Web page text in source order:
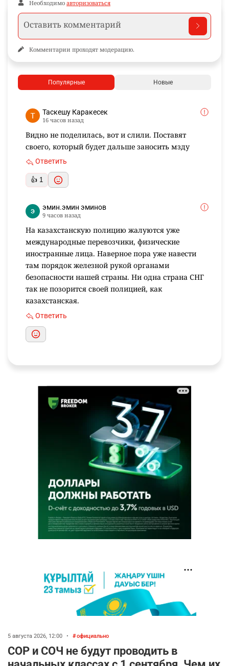
Необходимо авторизоваться
Комментарии проходят модерацию.
Популярные Новые
Таскешу Каракесек
16 часов назад
Видно не поделилась, вот и слили. Поставят
своего, который будет дальше заносить мзду
Ответить
👍 1
эмин.эмин эминов
9 часов назад
На казахстанскую полицию жалуются уже
международные перевозчики, физические
иностранные лица. Наверное пора уже навести
там порядок железной рукой органами
безопасности нашей страны. Ни одна страна СНГ
так не позорится своей полицией, как
казахстанская.
Ответить
5 августа 2026, 12:00 • официально
СОР и СОЧ не будут проводить в